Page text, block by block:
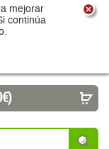
mejorar
continúa
€)